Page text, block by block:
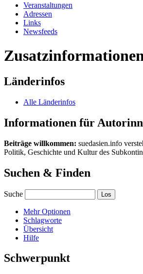
Veranstaltungen
Adressen
Links
Newsfeeds
Länderinfos
Alle Länderinfos
Informationen für
Beiträge willkommen: suedasien.info
Politik, Geschichte und Kultur des
Suchen & Finden
Suche
Mehr Optionen
Schlagworte
Übersicht
Hilfe
Schwerpunkt